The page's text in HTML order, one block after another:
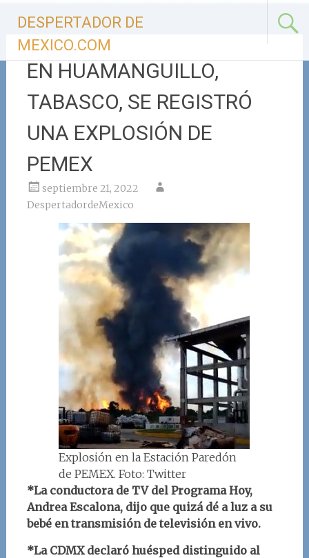
contenido
DESPERTADOR DE
MEXICO.COM
EN HUAMANGUILLO,
TABASCO, SE REGISTRÓ
UNA EXPLOSIÓN DE
PEMEX
septiembre 21, 2022
DespertadordeMexico
Explosión en la Estación Paredón
de PEMEX. Foto: Twitter
*La conductora de TV del Programa Hoy,
Andrea Escalona, dijo que quizá dé a luz a su
bebé en transmisión de televisión en vivo.
*La CDMX declaró huésped distinguido al